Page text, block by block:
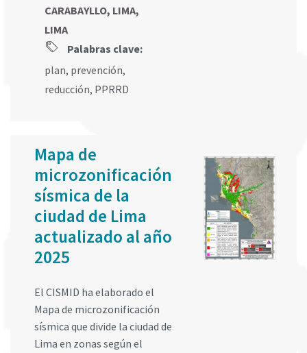
CARABAYLLO, LIMA,
LIMA
Palabras clave:
plan, prevención,
reducción, PPRRD
Mapa de
microzonificación
sísmica de la
ciudad de Lima
actualizado al año
2025
El CISMID ha elaborado el
Mapa de microzonificación
sísmica que divide la ciudad de
Lima en zonas según el